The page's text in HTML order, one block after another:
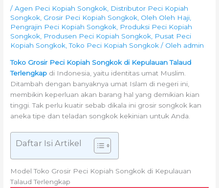
/Agen Peci Kopiah Songkok Distributor Peci Kopiah
Songkok Grosir Peci Kopiah Songkok Oleh Oleh Haji
Pengrajin Peci Kopiah Songkok Produksi Peci Kopiah
Songkok Produsen Peci Kopiah Songkok Pusat Peci
Kopiah Songkok ,Toko Peci Kopiah Songkok / Oleh admin
Toko Grosir Peci Kopiah Songkok di Kepulauan Talaud
Terlengkap di Indonesia, yaitu identitas umat Muslim.
Ditambah dengan banyaknya umat Islam di negeri ini,
membikin keperluan akan barang hal yang demikian kian
tinggi. Tak perlu kuatir sebab dikala ini grosir songkok kan
aneka tipe dan teladan songkok kekinian untuk Anda.
Daftar Isi Artikel
Model Toko Grosir Peci Kopiah Songkok di Kepulauan
Talaud Terlengkap